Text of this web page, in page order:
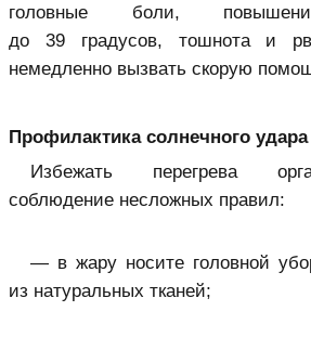
головные боли,
до 39 градусов, тошнота и
немедленно вызвать скорую
Профилактика солнечного удара
Избежать перегрева
соблюдение несложных правил:
— в жару носите головной
из натуральных тканей;